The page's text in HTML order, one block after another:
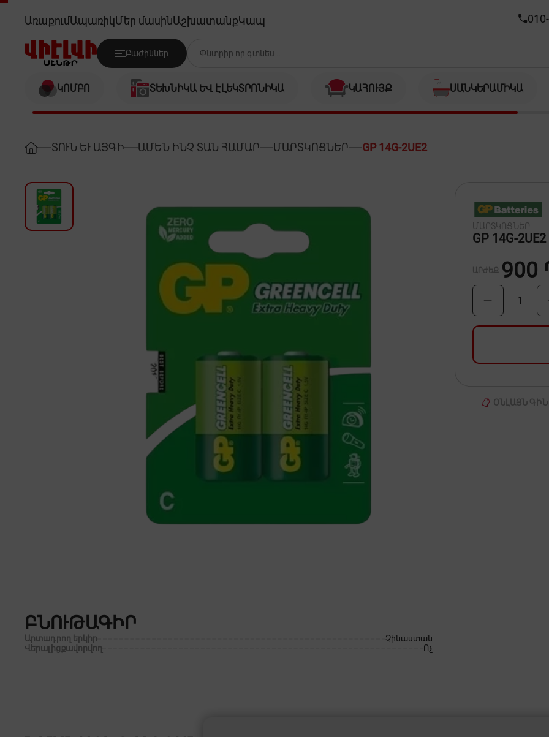
GP 14G-2UE2
ԱռաքումԱպառիկՄեր մասինԱշխատանքԿապ
Բաժիններ
ԿՈՄԲՈ ՏԵԽՆԻԿԱ ԵՎ ԷԼԵԿՏՐՈՆԻԿԱ ԿԱՀՈՒՅՔ ՍԱՆԿԵՐԱՄԻԿԱ
ՏՈՒՆ ԵՒ ԱՅԳԻ ԱՄԵՆ ԻՆՉ ՏԱՆ ՀԱՄԱՐ ՄԱՐՏԿՈՑՆԵՐ GP 14G-2UE2
ՄԱՐՏԿՈՑՆԵՐ
GP 14G-2UE2
ԱՐԺԵՔ 900
1
ՕՆԼԱՅՆ ԳԻՆ
ԲՆՈՒԹԱԳԻՐ
Արտադրող երկիր
Չինաստան
Վերալիցքավորվող
Ոչ